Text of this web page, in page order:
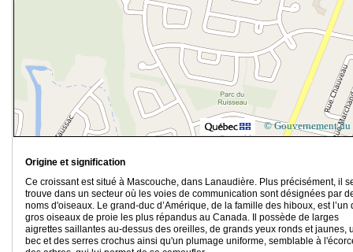
© Gouvernement du
Origine et signification
Ce croissant est situé à Mascouche, dans Lanaudière. Plus précisément, il
trouve dans un secteur où les voies de communication sont désignées par
noms d'oiseaux. Le grand-duc d’Amérique, de la famille des hiboux, est l’un
gros oiseaux de proie les plus répandus au Canada. Il possède de larges
aigrettes saillantes au-dessus des oreilles, de grands yeux ronds et jaunes,
bec et des serres crochus ainsi qu'un plumage uniforme, semblable à